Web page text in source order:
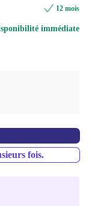
12 mois
immédiate
fois.